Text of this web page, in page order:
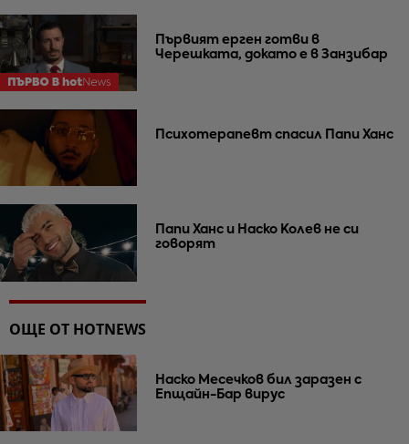
Първият ерген готви в
Черешката, докато е в Занзибар
Психотерапевт спасил Папи Ханс
Папи Ханс и Наско Колев не си
говорят
ОЩЕ ОТ HOTNEWS
Наско Месечков бил заразен с
Епщайн-Бар вирус